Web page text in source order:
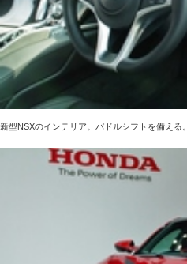
新型NSXのインテリア。パドルシフトを備える。